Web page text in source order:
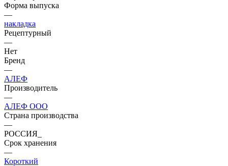
Форма выпуска
—
накладка
Рецептурный
—
Нет
Бренд
—
АЛЕФ
Производитель
—
АЛЕФ ООО
Страна производства
—
РОССИЯ_
Срок хранения
—
Короткий